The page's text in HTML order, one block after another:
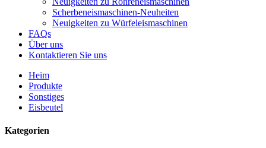
Scherbeneismaschinen-Neuheiten
Neuigkeiten zu Würfeleismaschinen
FAQs
Über uns
Kontaktieren Sie uns
Heim
Produkte
Sonstiges
Eisbeutel
Kategorien